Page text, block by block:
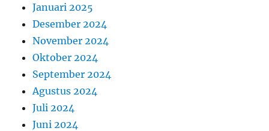
Januari 2025
Desember 2024
November 2024
Oktober 2024
September 2024
Agustus 2024
Juli 2024
Juni 2024